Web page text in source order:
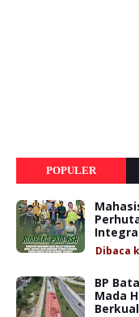
POPULER
Dibaca
BP
Mada